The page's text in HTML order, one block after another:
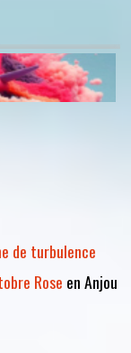
de turbulence
Rose en Anjou